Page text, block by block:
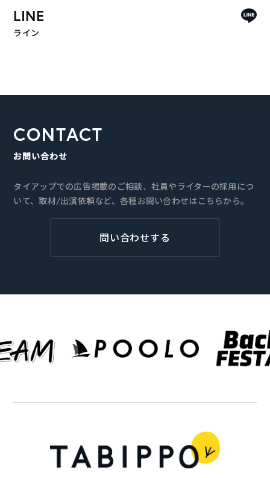
LINE
ライン
CONTACT
お問い合わせ
タイアップでの広告掲載のご相談、社員やライターの採用につ
いて、取材/出演依頼など、各種お問い合わせはこちらから。
問い合わせする